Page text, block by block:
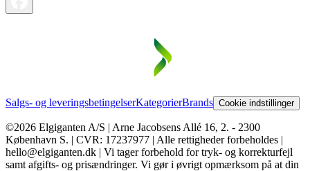
Salgs- og leveringsbetingelserKategorierBrands Cookie indstillinger
©2026 Elgiganten A/S | Arne Jacobsens Allé 16, 2. - 2300
København S. | CVR: 17237977 | Alle rettigheder forbeholdes |
hello@elgiganten.dk | Vi tager forbehold for tryk- og korrekturfejl
samt afgifts- og prisændringer. Vi gør i øvrigt opmærksom på at din